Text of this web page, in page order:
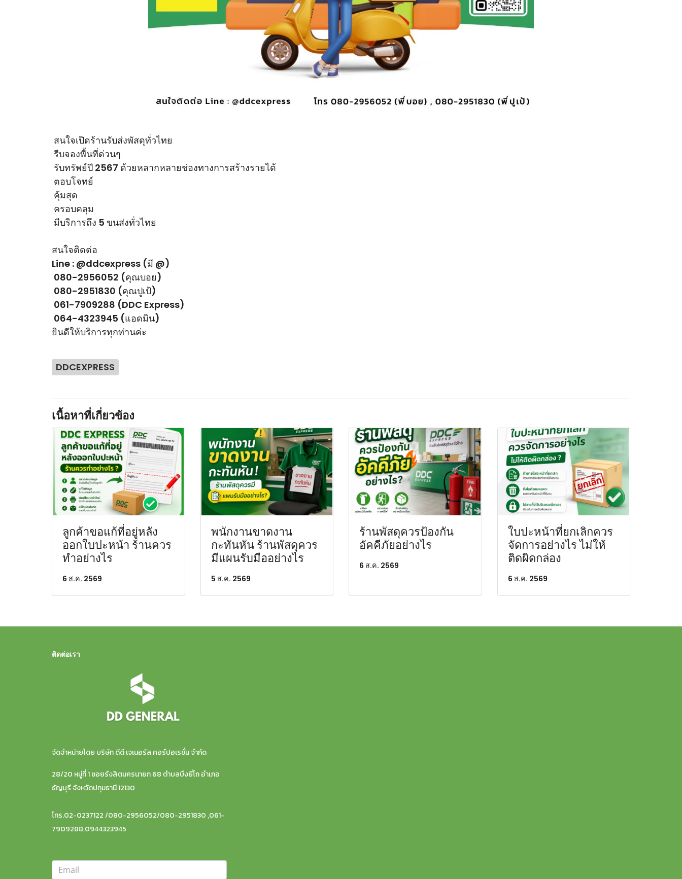
สนใจเปิดร้านรับส่งพัสดุทั่วไทย
รีบจองพื้นที่ด่วนๆ
รับทรัพย์ปี 2567 ด้วยหลากหลายช่องทางการสร้างรายได้
ตอบโจทย์
คุ้มสุด
ครอบคลุม
มีบริการถึง 5 ขนส่งทั่วไทย
สนใจติดต่อ
Line : @ddcexpress (มี @)
080-2956052 (คุณบอย)
080-2951830 (คุณปูเป้)
061-7909288 (DDC Express)
064-4323945 (แอดมิน)
ยินดีให้บริการทุกท่านค่ะ
DDCEXPRESS
เนื้อหาที่เกี่ยวข้อง
ลูกค้าขอแก้ที่อยู่หลัง
ออกใบปะหน้า ร้านควร
ทำอย่างไร
6 ส.ค. 2569
พนักงานขาดงาน
กะทันหัน ร้านพัสดุควร
มีแผนรับมืออย่างไร
5 ส.ค. 2569
ร้านพัสดุควรป้องกัน
อัคคีภัยอย่างไร
6 ส.ค. 2569
ใบปะหน้าที่ยกเลิกควร
จัดการอย่างไร ไม่ให้
ติดผิดกล่อง
6 ส.ค. 2569
ติดต่อเรา
จัดจำหน่ายโดย บริษัท ดีดี เจเนอรัล คอร์ปอเรชั่น จำกัด
28/20 หมู่ที่ 1 ซอยรังสิตนครนายก 68 ตำบลบึงยี่โถ อำเภอ
ธัญบุรี จังหวัดปทุมธานี 12130
โทร.02-0237122 /080-2956052/080-2951830 ,061-
7909288,0944323945